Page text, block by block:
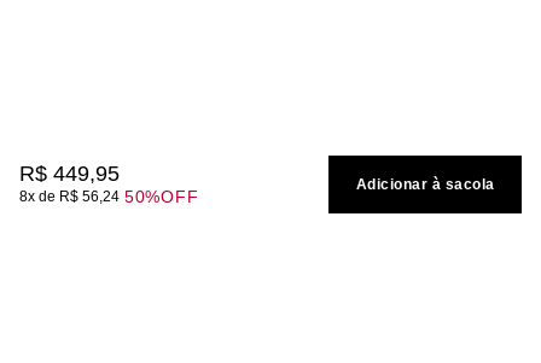
R$ 449,95
8 R$ 56,24 50%OFF
Adicionar à sacola